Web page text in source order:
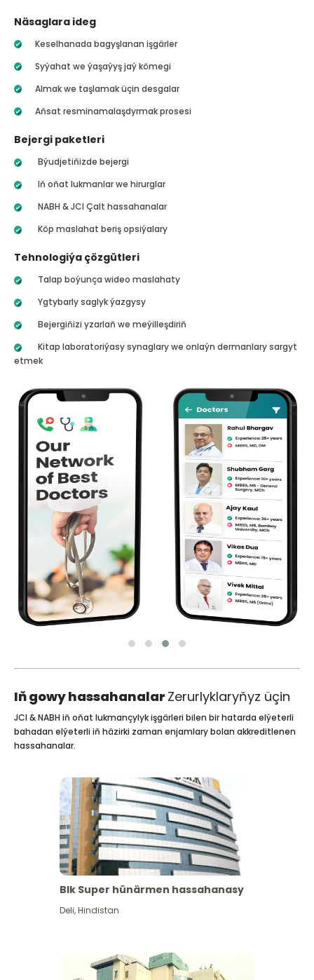
Näsaglara ideg
Keselhanada bagyşlanan işgärler
Syýahat we ýaşaýyş jaý kömegi
Almak we taşlamak üçin desgalar
Aňsat resminamalaşdyrmak prosesi
Bejergi paketleri
Býudjetiňizde bejergi
Iň oňat lukmanlar we hirurglar
NABH & JCI Çalt hassahanalar
Köp maslahat beriş opsiýalary
Tehnologiýa çözgütleri
Talap boýunça wideo maslahaty
Ygtybarly saglyk ýazgysy
Bejergiňizi yzarlaň we meýilleşdiriň
Kitap laboratoriýasy synaglary we onlaýn dermanlary sargyt
etmek
Iň gowy hassahanalar Zerurlyklaryňyz üçin
JCI & NABH iň oňat lukmançylyk işgärleri bilen bir hatarda elýeterli
bahadan elýeterli iň häzirki zaman enjamlary bolan akkreditlenen
hassahanalar.
Blk Super hünärmen hassahanasy
Deli,Hindistan